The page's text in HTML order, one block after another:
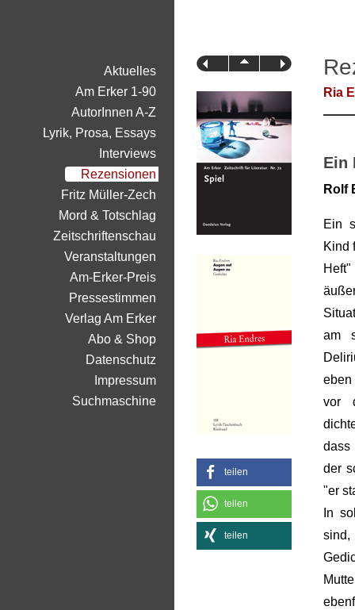
teilen
teilen
teilen
Ria
Ein
Rolf
Ein
Kind
am
vor
dass
der
"er
In
Aktuelles
Am Erker 1-90
AutorInnen A-Z
Lyrik, Prosa, Essays
Interviews
Rezensionen
Fritz Müller-Zech
Mord & Totschlag
Zeitschriftenschau
Veranstaltungen
Am-Erker-Preis
Pressestimmen
Verlag Am Erker
Abo & Shop
Datenschutz
Impressum
Suchmaschine